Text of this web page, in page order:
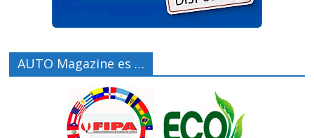
AUTO Magazine es …